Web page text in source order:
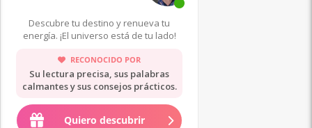
Descubre tu destino y renueva tu
energía. ¡El universo está de tu lado!
RECONOCIDO POR
Su lectura precisa, sus palabras
calmantes y sus consejos prácticos.
Quiero descubrir